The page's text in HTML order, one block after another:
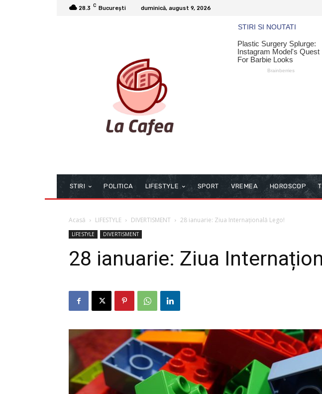
28.3 C București duminică, august 9, 2026
STIRI POLITICA LIFESTYLE SPORT VREMEA HOROSCOP
Acasă LIFESTYLE DIVERTISMENT 28 ianuarie: Ziua Internațională Lego!
LIFESTYLE DIVERTISMENT
28 ianuarie: Ziua